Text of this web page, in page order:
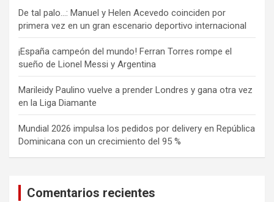
De tal palo…: Manuel y Helen Acevedo coinciden por
primera vez en un gran escenario deportivo internacional
¡España campeón del mundo! Ferran Torres rompe el
sueño de Lionel Messi y Argentina
Marileidy Paulino vuelve a prender Londres y gana otra vez
en la Liga Diamante
Mundial 2026 impulsa los pedidos por delivery en República
Dominicana con un crecimiento del 95 %
Comentarios recientes